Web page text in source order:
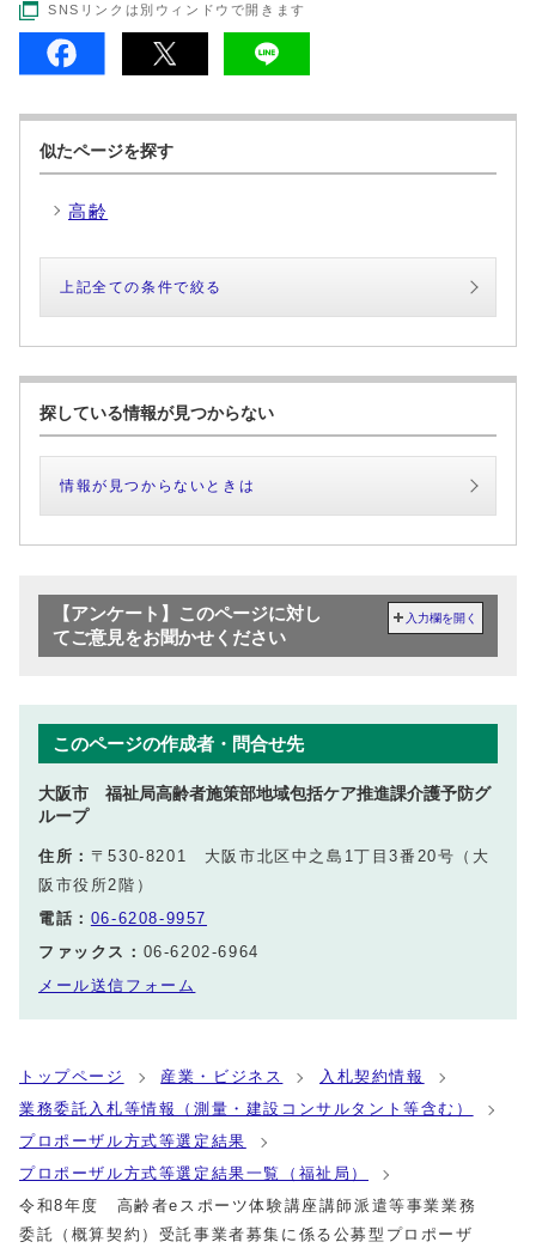
SNSリンクは別ウィンドウで開きます
似たページを探す
高齢
上記全ての条件で絞る
探している情報が見つからない
情報が見つからないときは
【アンケート】このページに対し
てご意見をお聞かせください
入力欄を開く
このページの作成者・問合せ先
大阪市 福祉局高齢者施策部地域包括ケア推進課介護予防グ
ループ
住所： 〒530-8201 大阪市北区中之島1丁目3番20号（大
阪市役所2階）
電話： 06-6208-9957
ファックス： 06-6202-6964
メール送信フォーム
トップページ 産業・ビジネス
入札契約情報
業務委託入札等情報（測量・建設コンサルタント等含む）
プロポーザル方式等選定結果
プロポーザル方式等選定結果一覧（福祉局）
令和8年度 高齢者eスポーツ体験講座講師派遣等事業業務
委託（概算契約）受託事業者募集に係る公募型プロポーザ